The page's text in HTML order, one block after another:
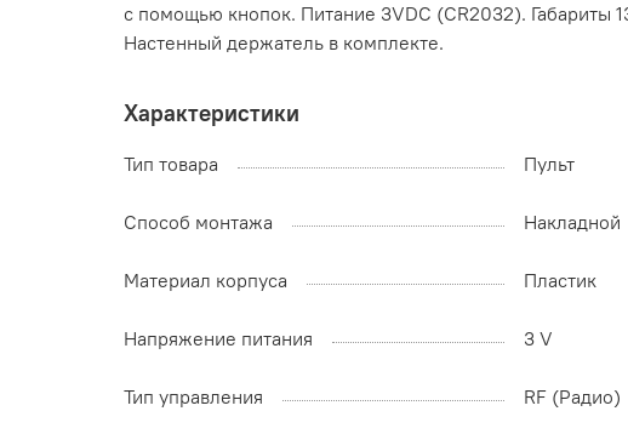
с помощью кнопок. Питание 3VDC (CR2032). Габариты
Настенный держатель в комплекте.
Характеристики
Тип товара Пульт
Способ монтажа Накладной
Материал корпуса Пластик
Напряжение питания 3 V
Тип управления RF (Радио)